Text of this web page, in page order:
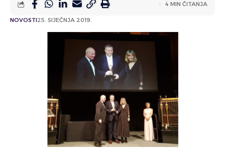
NOVOSTI25. SIJEČNJA 2019.
4 MIN ČITANJA